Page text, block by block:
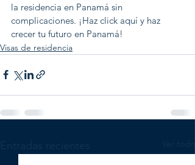
la residencia en Panamá sin
complicaciones. ¡Haz click aquí y haz
crecer tu futuro en Panamá!
Visas de residencia